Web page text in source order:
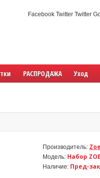
Facebook Twitter Twitter
РАСПРОДАЖА Уход
Производитель:
Модель: Набор
Наличие: Пред-